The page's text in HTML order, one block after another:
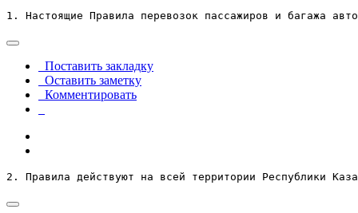
1. Настоящие Правила перевозок пассажиров и багажа
Поставить закладку
Оставить заметку
Комментировать
2. Правила действуют на всей территории Республики